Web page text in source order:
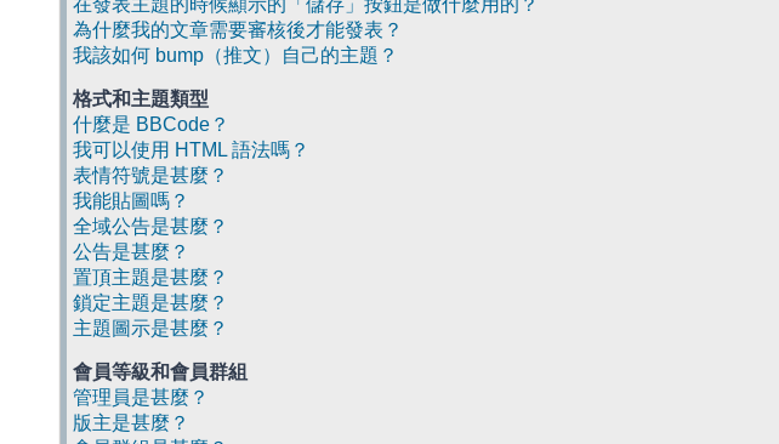
在發表主題的時候顯示的「儲存」按鈕是做什麼用的？
為什麼我的文章需要審核後才能發表？
我該如何 bump（推文）自己的主題？
格式和主題類型
什麼是 BBCode？
我可以使用 HTML 語法嗎？
表情符號是甚麼？
我能貼圖嗎？
全域公告是甚麼？
公告是甚麼？
置頂主題是甚麼？
鎖定主題是甚麼？
主題圖示是甚麼？
會員等級和會員群組
管理員是甚麼？
版主是甚麼？